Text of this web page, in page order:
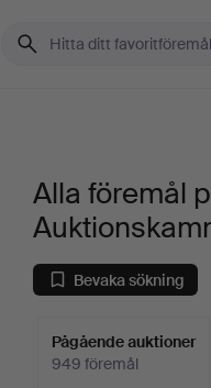
Alla föremål
Bevaka sökning
Pågående auktioner
949 föremål